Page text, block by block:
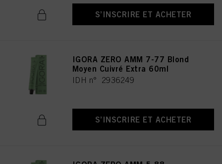
S’INSCRIRE ET ACHETER
IGORA ZERO AMM 7-77 Blond
Moyen Cuivré Extra 60ml
IDH n° 2936249
S’INSCRIRE ET ACHETER